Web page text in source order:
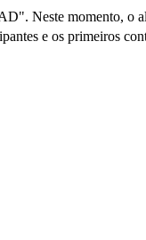
Neste momento, o
e os primeiros